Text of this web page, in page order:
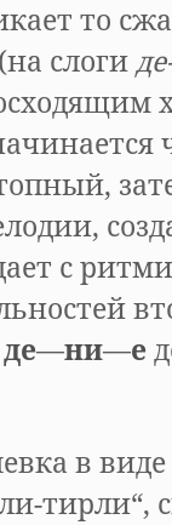
то
слоги
с
де—ни—е
в
тирли“,